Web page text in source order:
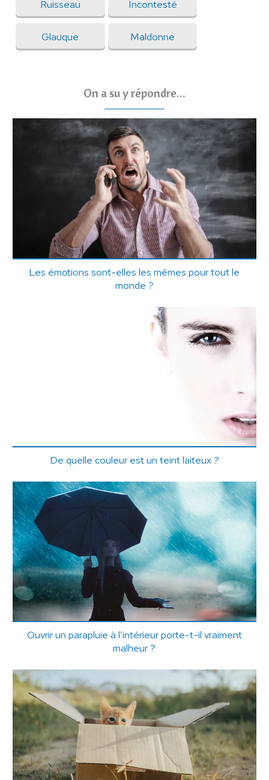
Ruisseau Incontesté
Glauque Maldonne
On a su y répondre...
Les émotions sont-elles les mêmes pour tout le
monde ?
De quelle couleur est un teint laiteux ?
Ouvrir un parapluie à l’intérieur porte-t-il vraiment
malheur ?